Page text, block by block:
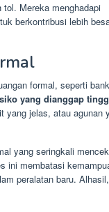
Mereka menghadapi
berkontribusi lebih
formal, seperti
yang dianggap
yang jelas, atau agunan
yang seringkali
ini membatasi
peralatan baru.